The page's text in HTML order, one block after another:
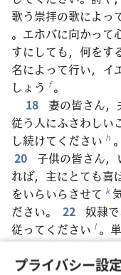
プライバシー設
歌う崇拝の歌によっ
。エホバに向かって
すにしても，何をす
名によって行い，イ
しょう f 。
18
妻の皆さん
従う人にふさわしい
し続けてください h
20
子供の皆さん
れば，主にとても喜
をいらいらさせて k
ださい。
22
奴隷
従ってください l 。
ている時にだけ従う
バを畏れつつ従いま